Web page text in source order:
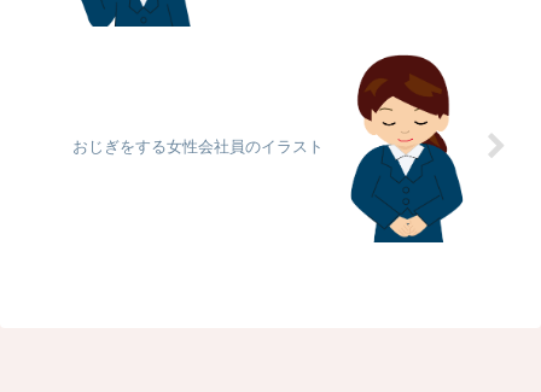
おじぎをする女性会社員のイラスト